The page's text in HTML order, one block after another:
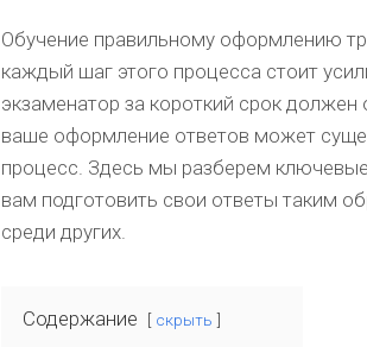
Обучение правильному оформлению
каждый шаг этого процесса стоит
экзаменатор за короткий срок должен
ваше оформление ответов может
процесс. Здесь мы разберем
вам подготовить свои ответы таким
среди других.
Содержание скрыть